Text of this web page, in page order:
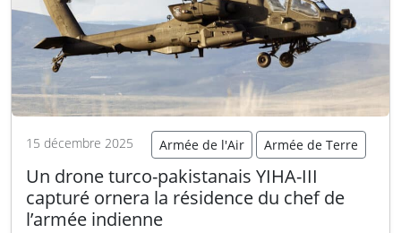
15 décembre 2025 Armée de l'Air Armée de Terre
Un drone turco-pakistanais YIHA-III
capturé ornera la résidence du chef de
l’armée indienne